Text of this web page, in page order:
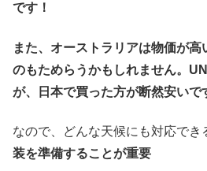
です！
また、オーストラリアは物価が高
のもためらうかもしれません。
が、日本で買った方が断然安いで
なので、どんな天候にも対応でき
装を準備することが重要